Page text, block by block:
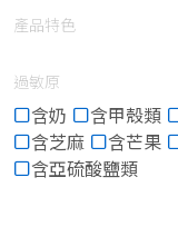
產品特色
過敏原
含奶 含甲殼類
含芝麻
含芒果
含亞硫酸鹽類